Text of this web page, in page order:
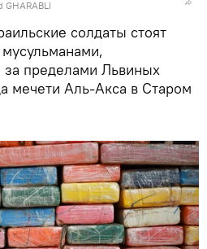
солдаты стоят
пределами Львиных
мечети Аль-Акса в Старом